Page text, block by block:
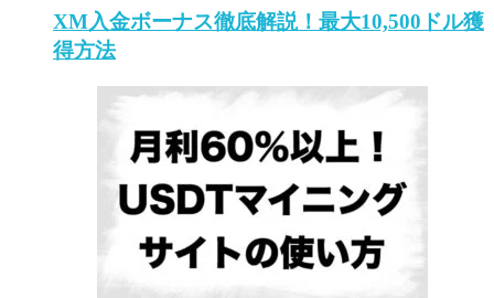
XM入金ボーナス徹底解説！最大10,500ドル獲
得方法